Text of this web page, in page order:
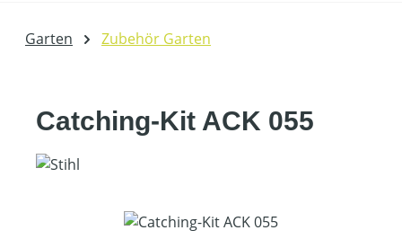
Garten Zubehör Garten
Catching-Kit ACK 055
Bildergalerie überspringen